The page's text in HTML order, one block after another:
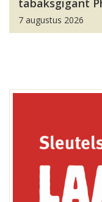
tabaksgigant
7 augustus 2026